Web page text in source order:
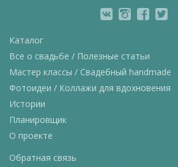
Каталог
Все о свадьбе / Полезные статьи
Мастер классы / Свадебный handmade
Фотоидеи / Коллажи для вдохновения
Истории
Планировщик
О проекте
Обратная связь